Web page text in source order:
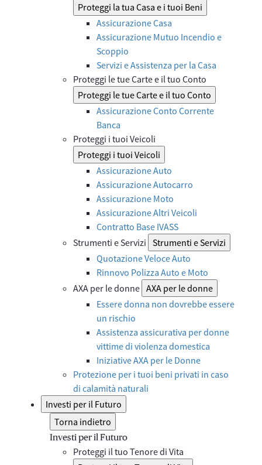
Proteggi la tua Casa e i tuoi Beni
Assicurazione Casa
Assicurazione Mutuo Incendio e
Scoppio
Servizi e Assistenza per la Casa
Proteggi le tue Carte e il tuo Conto
Proteggi le tue Carte e il tuo Conto
Assicurazione Conto Corrente
Banca
Proteggi i tuoi Veicoli
Proteggi i tuoi Veicoli
Assicurazione Auto
Assicurazione Autocarro
Assicurazione Moto
Assicurazione Altri Veicoli
Contratto Base IVASS
Strumenti e Servizi Strumenti e Servizi
Quotazione Veloce Auto
Rinnovo Polizza Auto e Moto
AXA per le donne AXA per le donne
Essere donna non dovrebbe essere
un rischio
Assistenza assicurativa per donne
vittime di violenza domestica
Iniziative AXA per le Donne
Protezione per i tuoi beni privati in caso
di calamità naturali
Investi per il Futuro
Torna indietro
Investi per il Futuro
Proteggi il tuo Tenore di Vita